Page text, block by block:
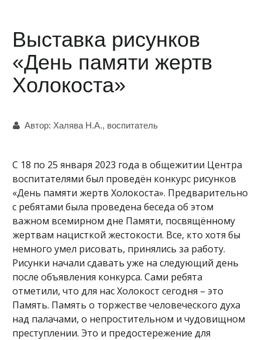
Выставка рисунков
«День памяти жертв
Холокоста»
Автор: Халява Н.А., воспитатель
С 18 по 25 января 2023 года в общежитии Центра
воспитателями был проведён конкурс рисунков
«День памяти жертв Холокоста». Предварительно
с ребятами была проведена беседа об этом
важном всемирном дне Памяти, посвящённому
жертвам нацисткой жестокости. Все, кто хотя бы
немного умел рисовать, принялись за работу.
Рисунки начали сдавать уже на следующий день
после объявления конкурса. Сами ребята
отметили, что для нас Холокост сегодня – это
Память. Память о торжестве человеческого духа
над палачами, о непростительном и чудовищном
преступлении. Это и предостережение для